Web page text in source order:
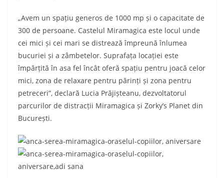
„Avem un spațiu generos de 1000 mp și o capacitate de
300 de persoane. Castelul Miramagica este locul unde
cei mici și cei mari se distrează împreună înlumea
bucuriei și a zâmbetelor. Suprafața locației este
împărțită în asa fel încât oferă spațiu pentru joacă celor
mici, zona de relaxare pentru părinți și zona pentru
petreceri”, declară Lucia Prăjișteanu, dezvoltatorul
parcurilor de distracții Miramagica și Zorky’s Planet din
București.